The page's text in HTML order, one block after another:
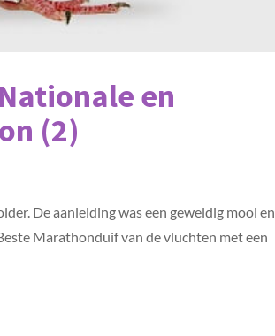
en
(2)
De aanleiding was een geweldig mooi en
Marathonduif van de vluchten met een